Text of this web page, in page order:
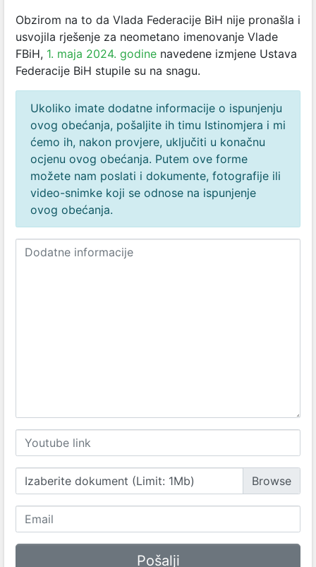
Obzirom na to da Vlada Federacije BiH nije pronašla i
usvojila rješenje za neometano imenovanje Vlade
FBiH, 1. maja 2024. godine navedene izmjene Ustava
Federacije BiH stupile su na snagu.
Ukoliko imate dodatne informacije o ispunjenju
ovog obećanja, pošaljite ih timu Istinomjera i mi
ćemo ih, nakon provjere, uključiti u konačnu
ocjenu ovog obećanja. Putem ove forme
možete nam poslati i dokumente, fotografije ili
video-snimke koji se odnose na ispunjenje
ovog obećanja.
Izaberite dokument (Limit: 1Mb)